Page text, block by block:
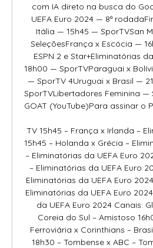
com IA direto na busca do
UEFA Euro 2024 — 8ª
Itália — 15h45 — SporTVSan
SeleçõesFrança x Escócia —
ESPN 2 e Star+Eliminatórias
18h00 — SporTVParaguai x
— SporTV 4Uruguai x Brasil —
SporTVLibertadores Feminina
GOAT (YouTube)Para assinar
TV 15h45 – França x Irlanda –
15h45 – Holanda x Grécia –
– Eliminatórias da UEFA Euro
– Eliminatórias da UEFA Euro
Eliminatórias da UEFA Euro
Eliminatórias da UEFA Euro
da UEFA Euro 2024 Canais:
Coreia do Sul – Amistoso
Ferroviária x Corinthians –
18h30 – Tombense x ABC –